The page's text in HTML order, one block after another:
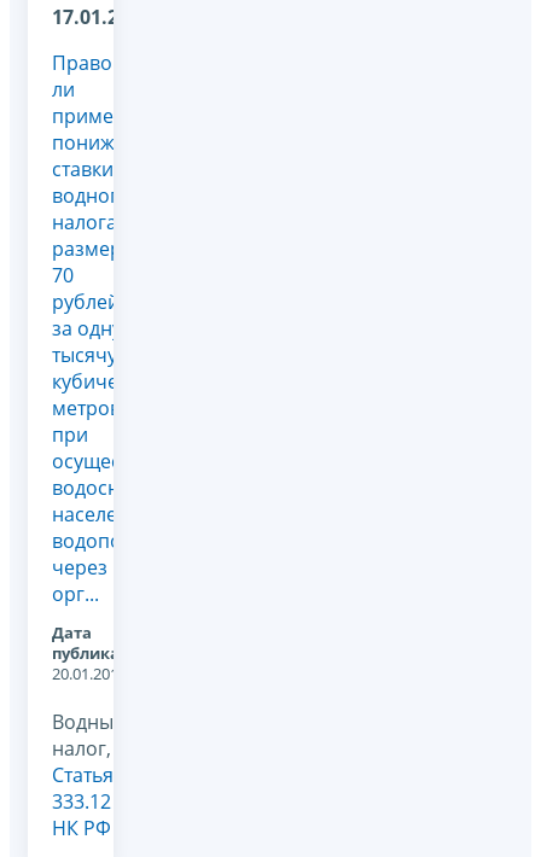
17.01.2012
Правомерно
ли
применение
пониженной
ставки
водного
налога в
размере
70
рублей
за одну
тысячу
кубических
метров
при
осуществлении
водоснабжения
населения
водопользователем
через
орг...
Дата
публикации:
20.01.2012
Водный
налог,
Статья
333.12
НК РФ